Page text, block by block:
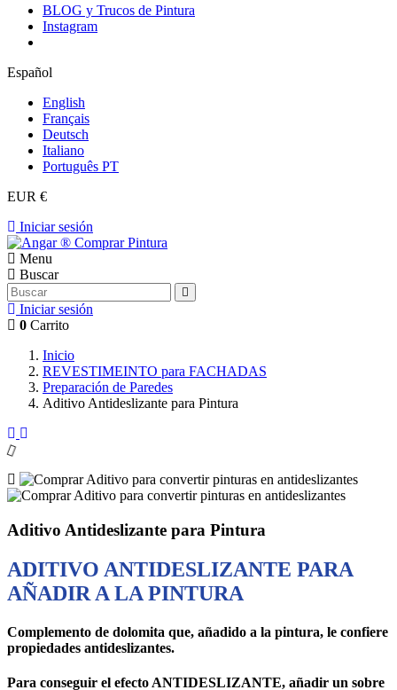
BLOG y Trucos de Pintura
Instagram
Español
English
Français
Deutsch
Italiano
Português PT
EUR €
Iniciar sesión
Menu
Buscar
Iniciar sesión
0 Carrito
Inicio
REVESTIMEINTO para FACHADAS
Preparación de Paredes
Aditivo Antideslizante para Pintura
Aditivo Antideslizante para Pintura
ADITIVO ANTIDESLIZANTE PARA
AÑADIR A LA PINTURA
Complemento de dolomita que, añadido a la pintura, le confiere
propiedades antideslizantes.
Para conseguir el efecto ANTIDESLIZANTE, añadir un sobre